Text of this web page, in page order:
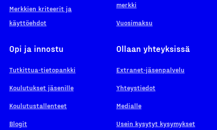
Merkkien kriteerit ja
käyttöehdot
merkki
Vuosimaksu
Opi ja innostu
Tutkittua-tietopankki
Koulutukset jäsenille
Koulutustallenteet
Blogit
Ollaan yhteyksissä
Extranet-jäsenpalvelu
Yhteystiedot
Medialle
Usein kysytyt kysymykset